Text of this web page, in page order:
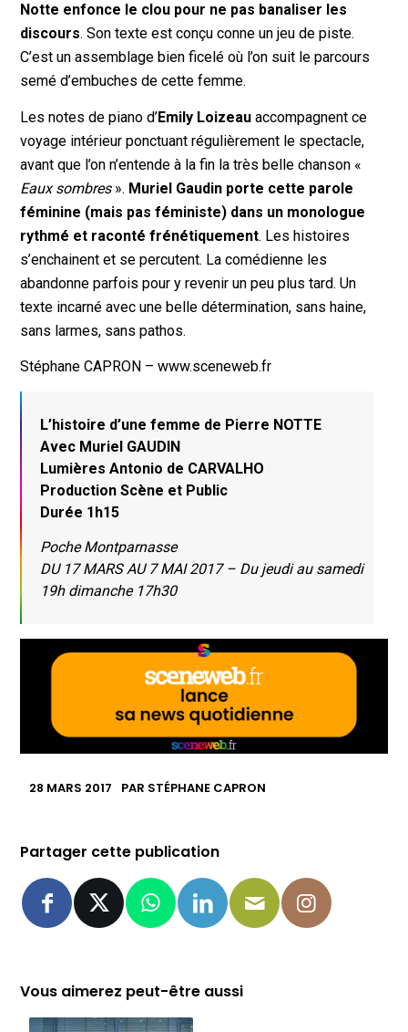
Notte enfonce le clou pour ne pas banaliser les
discours. Son texte est conçu conne un jeu de piste.
C’est un assemblage bien ficelé où l’on suit le parcours
semé d’embuches de cette femme.
Les notes de piano d’Emily Loizeau accompagnent ce
voyage intérieur ponctuant régulièrement le spectacle,
avant que l’on n’entende à la fin la très belle chanson «
Eaux sombres». Muriel Gaudin porte cette parole
féminine (mais pas féministe) dans un monologue
rythmé et raconté frénétiquement. Les histoires
s’enchainent et se percutent. La comédienne les
abandonne parfois pour y revenir un peu plus tard. Un
texte incarné avec une belle détermination, sans haine,
sans larmes, sans pathos.
Stéphane CAPRON – www.sceneweb.fr
L’histoire d’une femme de Pierre NOTTE
Avec Muriel GAUDIN
Lumières Antonio de CARVALHO
Production Scène et Public
Durée 1h15
Poche Montparnasse
DU 17 MARS AU 7 MAI 2017 – Du jeudi au samedi
19h dimanche 17h30
28 MARS 2017 PAR STÉPHANE CAPRON
Partager cette publication
Vous aimerez peut-être aussi